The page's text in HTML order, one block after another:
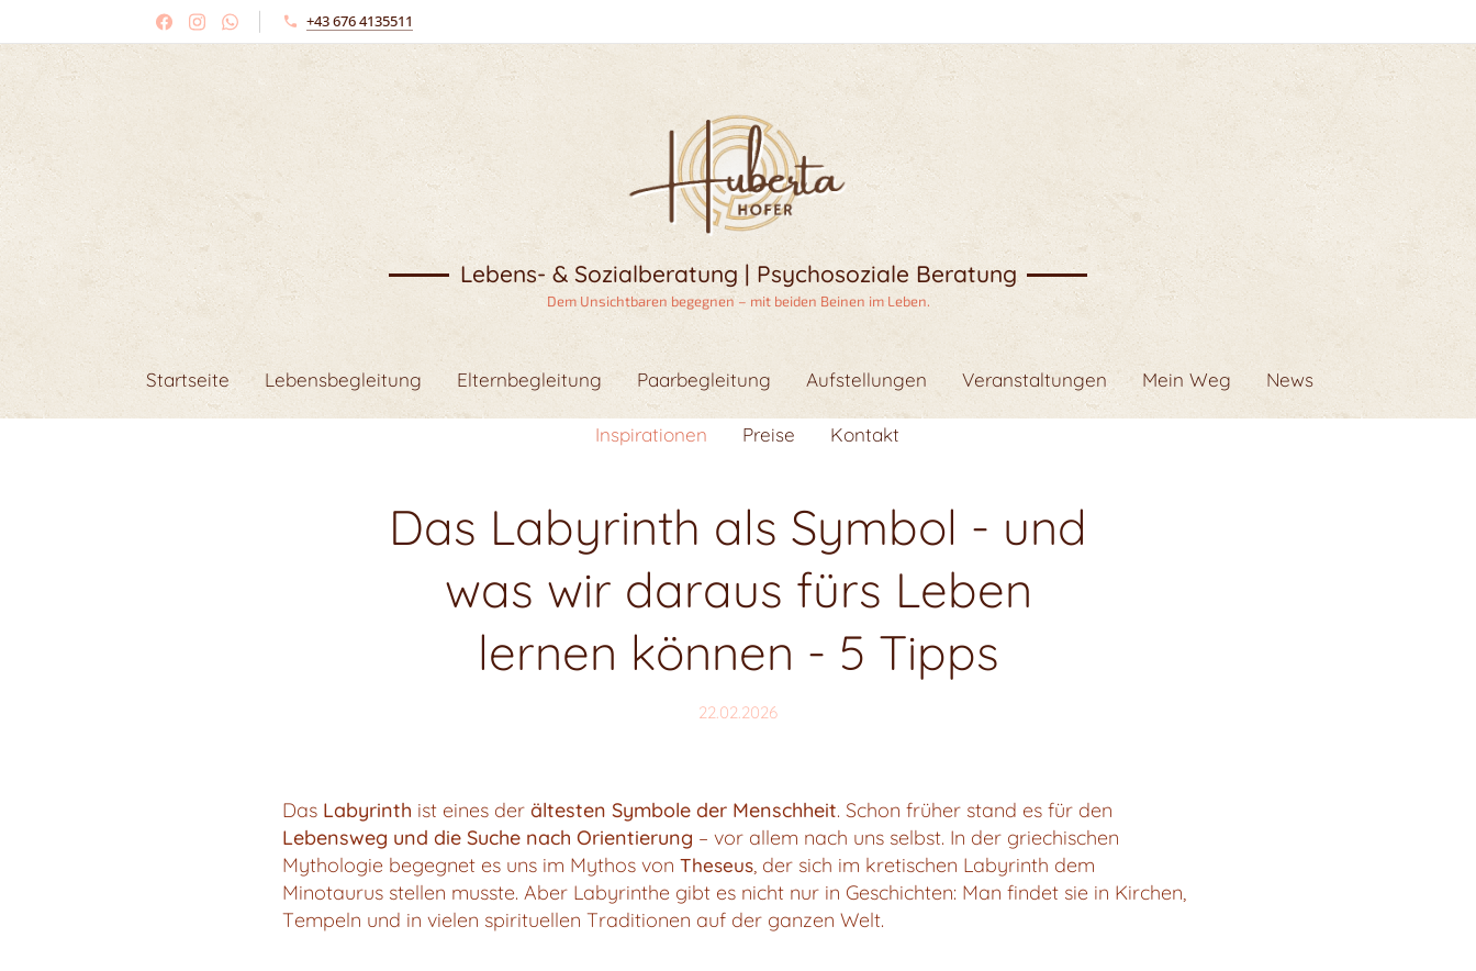
+43 676 4135511
Lebens- & Sozialberatung | Psychosoziale Beratung
Dem Unsichtbaren begegnen – mit beiden Beinen im Leben.
Startseite Lebensbegleitung Elternbegleitung Paarbegleitung Aufstellungen Veranstaltungen Mein Weg News
Inspirationen Preise Kontakt
Das Labyrinth als Symbol - und
was wir daraus fürs Leben
lernen können - 5 Tipps
22.02.2026
Das Labyrinth ist eines der ältesten Symbole der Menschheit. Schon früher stand es für den
Lebensweg und die Suche nach Orientierung – vor allem nach uns selbst. In der griechischen
Mythologie begegnet es uns im Mythos von Theseus, der sich im kretischen Labyrinth dem
Minotaurus stellen musste. Aber Labyrinthe gibt es nicht nur in Geschichten: Man findet sie in Kirchen,
Tempeln und in vielen spirituellen Traditionen auf der ganzen Welt.